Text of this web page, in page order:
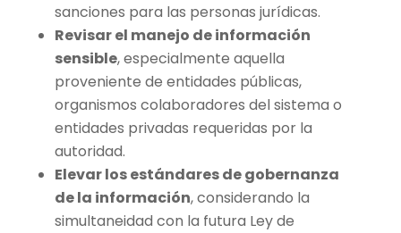
sanciones para las personas jurídicas.
Revisar el manejo de información
sensible, especialmente aquella
proveniente de entidades públicas,
organismos colaboradores del sistema o
entidades privadas requeridas por la
autoridad.
Elevar los estándares de gobernanza
de la información, considerando la
simultaneidad con la futura Ley de